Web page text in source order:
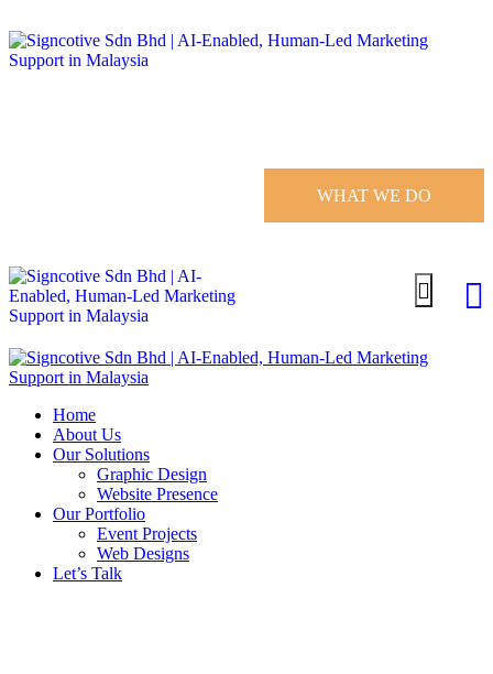
WHAT WE DO
Home
About Us
Our Solutions
Graphic Design
Website Presence
Our Portfolio
Event Projects
Web Designs
Let’s Talk